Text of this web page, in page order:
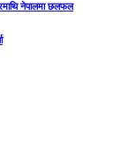
नेपालमा छलफल